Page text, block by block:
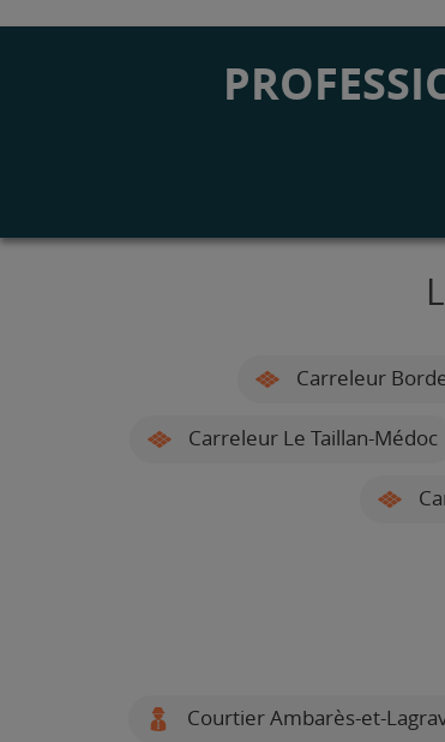
Carreleur
Carreleur Le Taillan-Médoc
Courtier Ambarès-et-